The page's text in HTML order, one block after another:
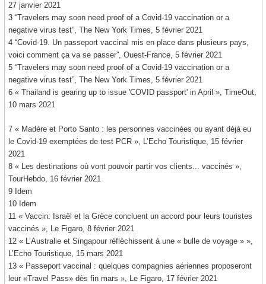
27 janvier 2021
3 “Travelers may soon need proof of a Covid-19 vaccination or a
negative virus test”, The New York Times, 5 février 2021
4 “Covid-19. Un passeport vaccinal mis en place dans plusieurs pays,
voici comment ça va se passer”, Ouest-France, 5 février 2021
5 “Travelers may soon need proof of a Covid-19 vaccination or a
negative virus test”, The New York Times, 5 février 2021
6 « Thailand is gearing up to issue 'COVID passport' in April », TimeOut,
10 mars 2021
7 « Madère et Porto Santo : les personnes vaccinées ou ayant déjà eu
le Covid-19 exemptées de test PCR », L’Echo Touristique, 15 février
2021
8 « Les destinations où vont pouvoir partir vos clients... vaccinés »,
TourHebdo, 16 février 2021
9 Idem
10 Idem
11 « Vaccin: Israël et la Grèce concluent un accord pour leurs touristes
vaccinés », Le Figaro, 8 février 2021
12 « L’Australie et Singapour réfléchissent à une « bulle de voyage » »,
L’Echo Touristique, 15 mars 2021
13 « Passeport vaccinal : quelques compagnies aériennes proposeront
leur «Travel Pass» dès fin mars », Le Figaro, 17 février 2021